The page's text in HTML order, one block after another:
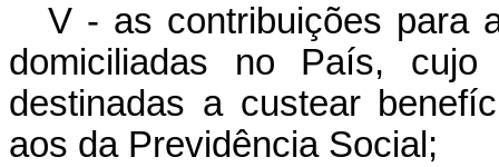
V - as contribuições para
domiciliadas no País,
destinadas a custear
aos da Previdência Social;